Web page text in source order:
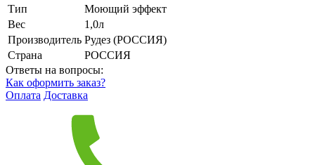
Тип
Моющий эффект
Вес
1,0л
Производитель Рудез (РОССИЯ)
Страна
РОССИЯ
Ответы на вопросы:
Как оформить заказ?
Оплата Доставка